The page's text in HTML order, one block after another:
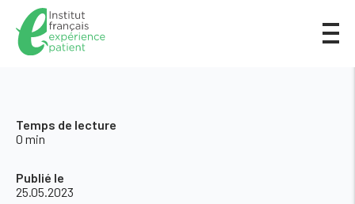
Temps de lecture
0 min
Publié le
25.05.2023